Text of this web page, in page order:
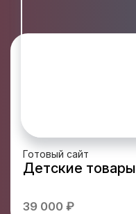
Готовый сайт
Детские товары
39 000 ₽